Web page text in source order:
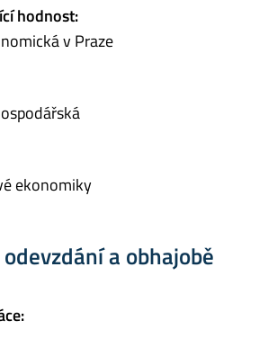
hodnost:
v Praze
ekonomiky
a obhajobě